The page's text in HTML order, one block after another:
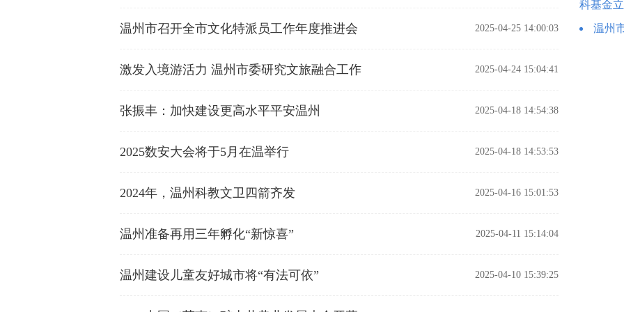
2025-04-25 14:00:03
温州市召开全市文化特派员工作年度推进会
2025-04-24 15:04:41
激发入境游活力 温州市委研究文旅融合工作
2025-04-18 14:54:38
张振丰：加快建设更高水平平安温州
2025-04-18 14:53:53
2025数安大会将于5月在温举行
2025-04-16 15:01:53
2024年，温州科教文卫四箭齐发
2025-04-11 15:14:04
温州准备再用三年孵化“新惊喜”
2025-04-10 15:39:25
温州建设儿童友好城市将“有法可依”
科基金
温州